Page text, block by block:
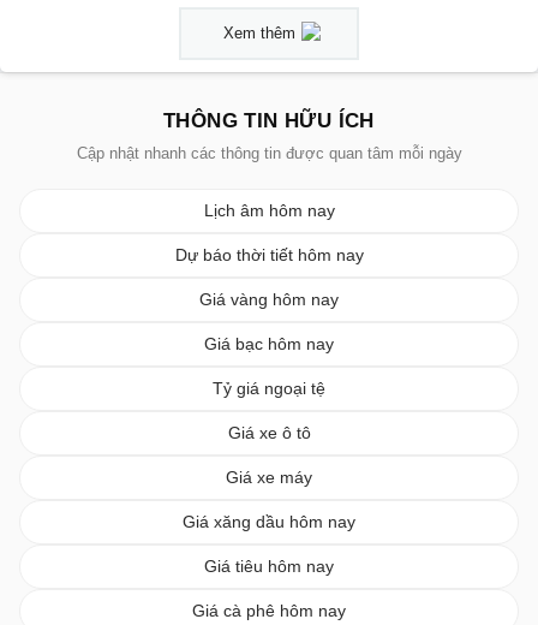
Xem thêm
THÔNG TIN HỮU ÍCH
Cập nhật nhanh các thông tin được quan tâm mỗi ngày
Lịch âm hôm nay
Dự báo thời tiết hôm nay
Giá vàng hôm nay
Giá bạc hôm nay
Tỷ giá ngoại tệ
Giá xe ô tô
Giá xe máy
Giá xăng dầu hôm nay
Giá tiêu hôm nay
Giá cà phê hôm nay